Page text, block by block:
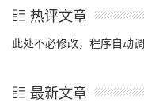
热评文章
此处不必修改，程序自动调
最新文章